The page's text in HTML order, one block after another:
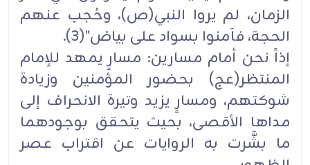
الزمان، لم يروا النبي(ص)، وحُجب عنهم
الحجة، فآمنوا بسواد على بياض"(3).
إذاً نحن أمام مسارين: مسارٍ يمهد للإمام
المنتظر(عج) بحضور المؤمنين وزيادة
شوكتهم، ومسارٍ يزيد وتيرة الانحراف إلى
مداها الأقصى، بحيث يتحقق بوجودهما
ما بشَّرت به الروايات عن اقتراب عصر